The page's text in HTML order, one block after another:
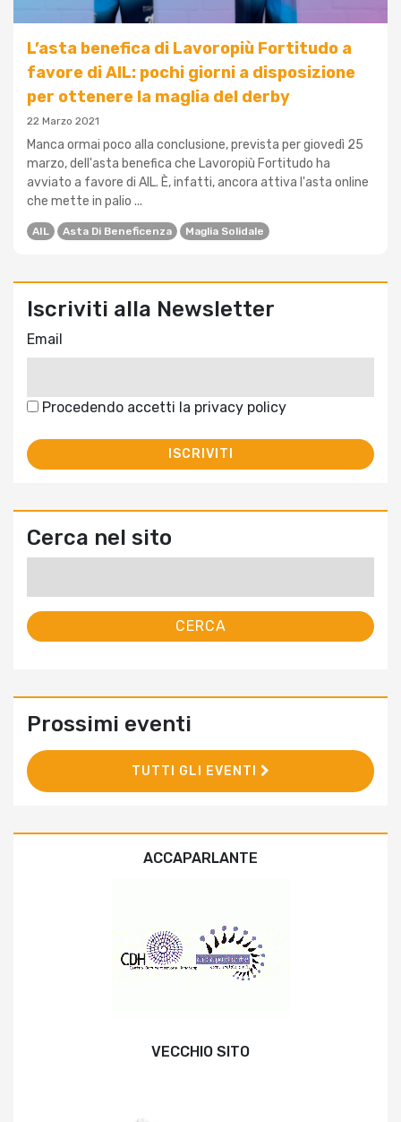
L’asta benefica di Lavoropiù Fortitudo a
favore di AIL: pochi giorni a disposizione
per ottenere la maglia del derby
22 Marzo 2021
Manca ormai poco alla conclusione, prevista per giovedì 25
marzo, dell'asta benefica che Lavoropiù Fortitudo ha
avviato a favore di AIL. È, infatti, ancora attiva l'asta online
che mette in palio ...
AIL Asta Di Beneficenza Maglia Solidale
Iscriviti alla Newsletter
Email
Procedendo accetti la privacy policy
Cerca nel sito
Prossimi eventi
TUTTI GLI EVENTI
ACCAPARLANTE
VECCHIO SITO